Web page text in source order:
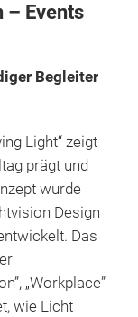
– Events
Begleiter
Light“ zeigt
prägt und
wurde
Design
Das
„Workplace”
wie Licht